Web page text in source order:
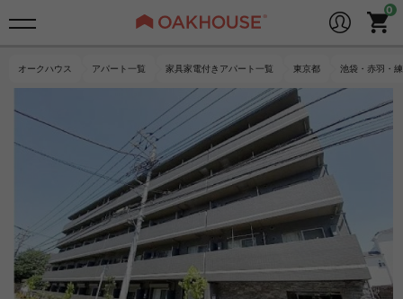
オークハウス アパート一覧 家具家電付きアパート一覧 東京都 池袋・赤羽・